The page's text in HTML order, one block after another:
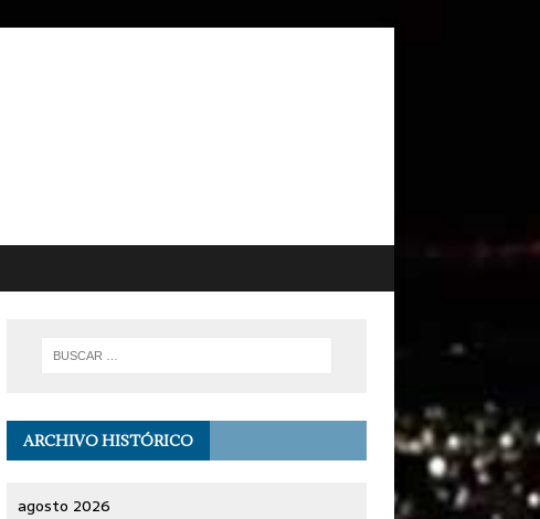
ARCHIVO HISTÓRICO
agosto 2026